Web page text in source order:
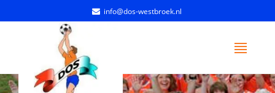
info@dos-westbroek.nl